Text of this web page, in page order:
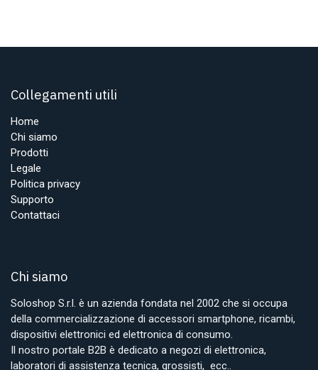
Collegamenti utili
Home
Chi siamo
Prodotti
Legale
Politica privacy
Supporto
Contattaci
Chi siamo
Soloshop S.r.l. è un azienda fondata nel 2002 che si occupa
della commercializzazione di accessori smartphone, ricambi,
dispositivi elettronici ed elettronica di consumo.
Il nostro portale B2B è dedicato a negozi di elettronica,
laboratori di assistenza tecnica, grossisti, ecc..